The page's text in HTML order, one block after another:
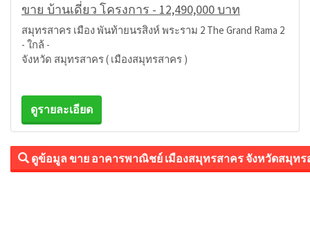
ขาย บ้านเดี่ยว โครงการ - 12,490,000 บาท
สมุทรสาคร เมือง พันท้ายนรสิงห์ พระราม 2 The Grand Rama 2
- ใกล้ -
จังหวัด สมุทรสาคร ( เมืองสมุทรสาคร )
ดูรายละเอียด
ดูข้อมูล ขาย อาคารพาณิชย์ เมืองสมุทรสาคร จังหวัดสมุท